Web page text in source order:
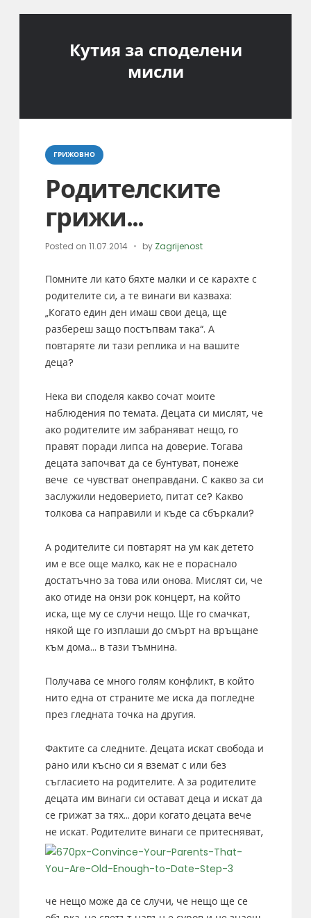
Кутия за споделени
мисли
Categories
ГРИЖОВНО
Родителските
грижи…
Posted on11.07.2014 by Zagrijenost
Помните ли като бяхте малки и се карахте с
родителите си, а те винаги ви казваха:
„Когато един ден имаш свои деца, ще
разбереш защо постъпвам така“. А
повтаряте ли тази реплика и на вашите
деца?
Нека ви споделя какво сочат моите
наблюдения по темата. Децата си мислят, че
ако родителите им забраняват нещо, го
правят поради липса на доверие. Тогава
децата започват да се бунтуват, понеже
вече се чувстват онеправдани. С какво за си
заслужили недоверието, питат се? Какво
толкова са направили и къде са сбъркали?
А родителите си повтарят на ум как детето
им е все още малко, как не е пораснало
достатъчно за това или онова. Мислят си, че
ако отиде на онзи рок концерт, на който
иска, ще му се случи нещо. Ще го смачкат,
някой ще го изплаши до смърт на връщане
към дома… в тази тъмнина.
Получава се много голям конфликт, в който
нито една от страните ме иска да погледне
през гледната точка на другия.
Фактите са следните. Децата искат свобода и
рано или късно си я вземат с или без
съгласието на родителите. А за родителите
децата им винаги си остават деца и искат да
се грижат за тях… дори когато децата вече
не искат. Родителите винаги се притесняват,
че нещо може да се случи, че нещо ще се